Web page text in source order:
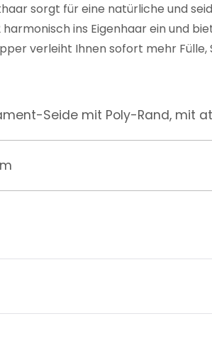
sorgt für eine natürliche und
ins Eigenhaar ein und
verleiht Ihnen sofort mehr
Seide mit Poly-Rand, mit